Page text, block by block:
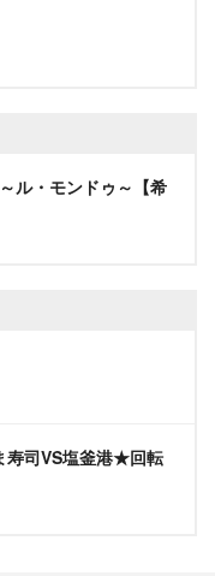
ル・モンドゥ～【希
寿司VS塩釜港★回転